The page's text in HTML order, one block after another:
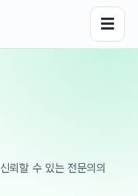
☰
뢰할 수 있는 전문의의